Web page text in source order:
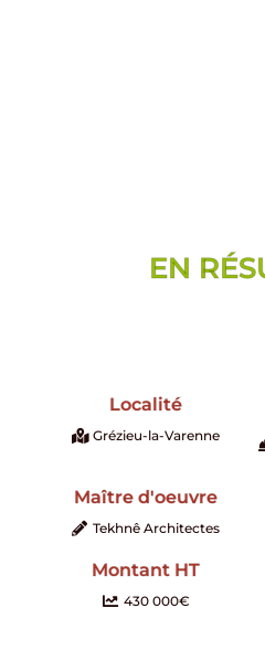
EN
Localité
Grézieu-la-Varenne
Maître d'oeuvre
Tekhnê Architectes
Montant HT
430 000€